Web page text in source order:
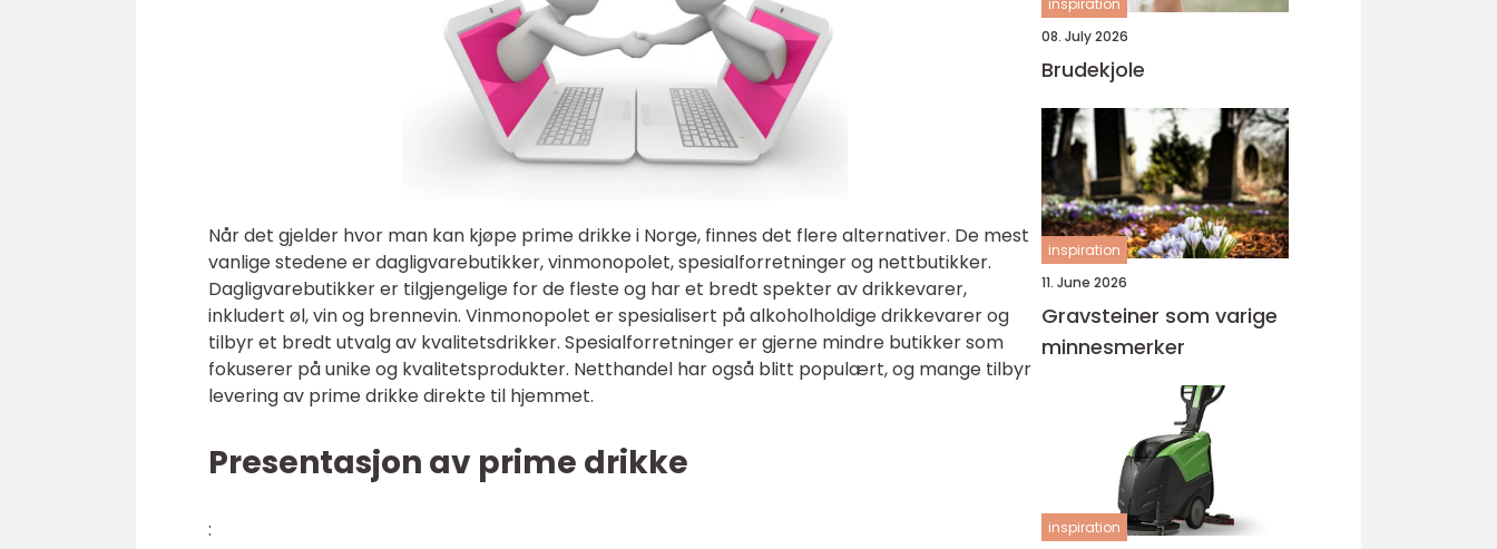
Når det gjelder hvor man kan kjøpe prime drikke i Norge, finnes det flere alternativer. De mest
vanlige stedene er dagligvarebutikker, vinmonopolet, spesialforretninger og nettbutikker.
Dagligvarebutikker er tilgjengelige for de fleste og har et bredt spekter av drikkevarer,
inkludert øl, vin og brennevin. Vinmonopolet er spesialisert på alkoholholdige drikkevarer og
tilbyr et bredt utvalg av kvalitetsdrikker. Spesialforretninger er gjerne mindre butikker som
fokuserer på unike og kvalitetsprodukter. Netthandel har også blitt populært, og mange tilbyr
levering av prime drikke direkte til hjemmet.
Presentasjon av prime drikke
:
inspiration
08. July 2026
Brudekjole
inspiration
11. June 2026
Gravsteiner som varige
minnesmerker
inspiration